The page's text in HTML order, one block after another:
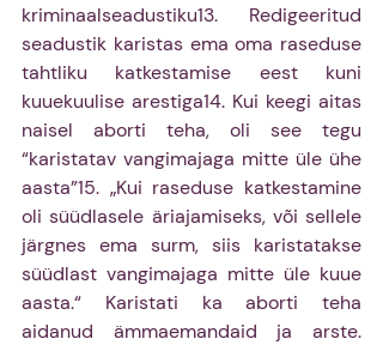
kriminaalseadustiku13. Redigeeritud
seadustik karistas ema oma raseduse
tahtliku katkestamise eest kuni
kuuekuulise arestiga14. Kui keegi aitas
naisel aborti teha, oli see tegu
“karistatav vangi­majaga mitte üle ühe
aasta”15. „Kui ­raseduse katkestamine
oli süüdlasele äriajamiseks, või sellele
järgnes ema surm, siis karistatakse
süüdlast ­vangimajaga mitte üle kuue
aasta.“ Karistati ka aborti teha
aidanud ämmaemandaid ja arste.